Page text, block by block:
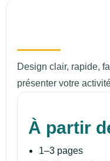
Design clair, rapide,
présenter votre
À partir
1–3 pages